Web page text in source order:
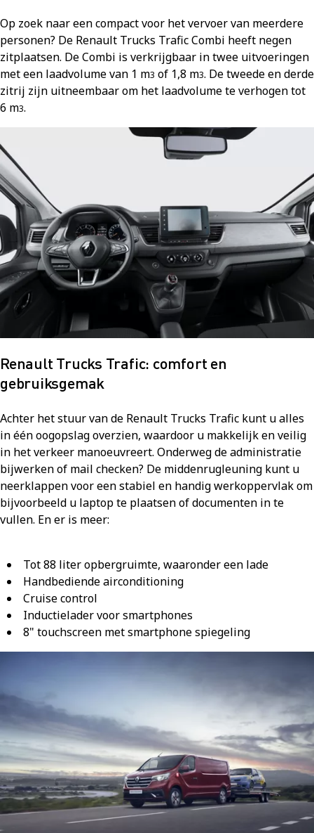
Op zoek naar een compact voor het vervoer van meerdere
personen? De Renault Trucks Trafic Combi heeft negen
zitplaatsen. De Combi is verkrijgbaar in twee uitvoeringen
met een laadvolume van 1 m3 of 1,8 m3. De tweede en derde
zitrij zijn uitneembaar om het laadvolume te verhogen tot
6 m3.
Renault Trucks Trafic: comfort en
gebruiksgemak
Achter het stuur van de Renault Trucks Trafic kunt u alles
in één oogopslag overzien, waardoor u makkelijk en veilig
in het verkeer manoeuvreert. Onderweg de administratie
bijwerken of mail checken? De middenrugleuning kunt u
neerklappen voor een stabiel en handig werkoppervlak om
bijvoorbeeld u laptop te plaatsen of documenten in te
vullen. En er is meer:
Tot 88 liter opbergruimte, waaronder een lade
Handbediende airconditioning
Cruise control
Inductielader voor smartphones
8" touchscreen met smartphone spiegeling